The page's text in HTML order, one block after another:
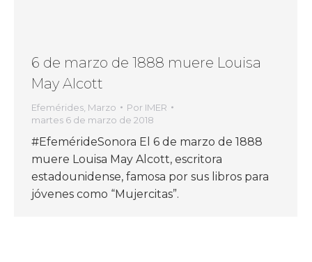
6 de marzo de 1888 muere Louisa
May Alcott
Efemérides Marzo Por IMER
martes 6 de marzo de 2018
#EfemérideSonora El 6 de marzo de 1888
muere Louisa May Alcott, escritora
estadounidense, famosa por sus libros para
jóvenes como “Mujercitas”.